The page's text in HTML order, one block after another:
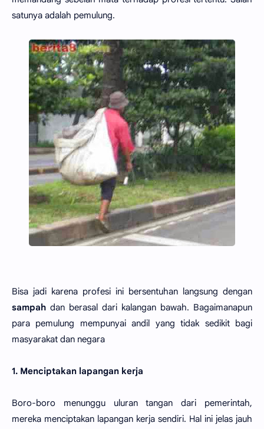
satunya adalah pemulung.
Bisa jadi karena profesi ini bersentuhan langsung dengan
sampah dan berasal dari kalangan bawah. Bagaimanapun
para pemulung mempunyai andil yang tidak sedikit bagi
masyarakat dan negara
1. Menciptakan lapangan kerja
Boro-boro menunggu uluran tangan dari pemerintah,
mereka menciptakan lapangan kerja sendiri. Hal ini jelas jauh